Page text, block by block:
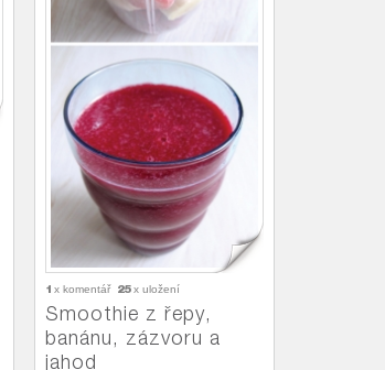
1 x komentář 25x uložení
Smoothie z řepy,
banánu, zázvoru a
jahod